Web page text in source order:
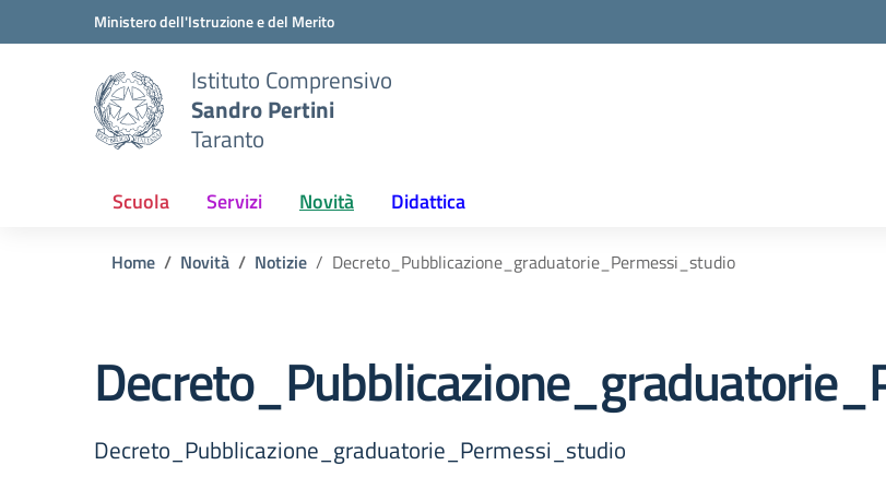
Vai ai contenuti
Vai al menu di navigazioneMinistero dell'Istruzione e del Merito
Istituto Comprensivo
Sandro Pertini
Taranto
Scuola Servizi Novità Didattica
Home Novità Notizie Decreto_Pubblicazione_graduatorie_Permessi_studio
Decreto_Pubblicazione_graduatorie_Permessi_studio